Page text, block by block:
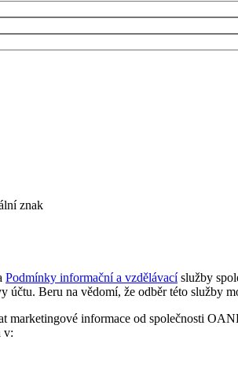
znak
Podmínky informační a vzdělávacíslužby
účtu. Beru na vědomí, že odběr této služby
marketingové informace od společnosti
v: